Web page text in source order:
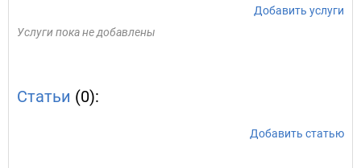
Добавить услуги
Услуги пока не добавлены
Статьи (0):
Добавить статью